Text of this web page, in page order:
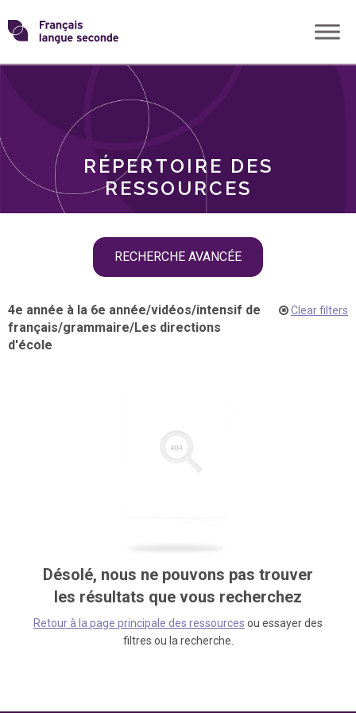
Skip
toTransformons
langue
RÉPERTOIRE DES
RESSOURCES
RECHERCHE AVANCÉE
THÈMES
4e année à la 6e année/vidéos/intensif de
français/grammaire/Les directions
d'école
Clear filters
Désolé, nous ne pouvons pas trouver
les résultats que vous recherchez
Retour à la page principale des ressources ou essayer des
filtres ou la recherche.